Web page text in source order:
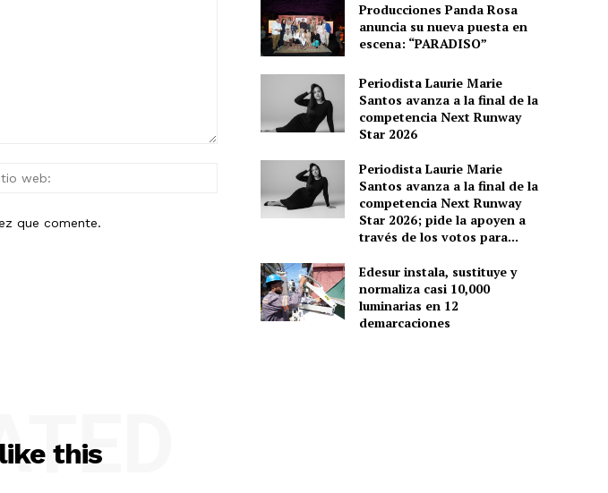
que comente.
Producciones Panda Rosa
anuncia su nueva puesta en
escena: “PARADISO”
Periodista Laurie Marie
Santos avanza a la final de la
competencia Next Runway
Star 2026
Periodista Laurie Marie
Santos avanza a la final de la
competencia Next Runway
Star 2026; pide la apoyen a
través de los votos para...
Edesur instala, sustituye y
normaliza casi 10,000
luminarias en 12
demarcaciones
this